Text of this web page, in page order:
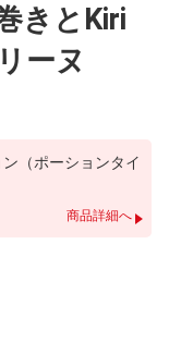
きとKiri
ーヌ
（ポーションタイ
商品詳細へ